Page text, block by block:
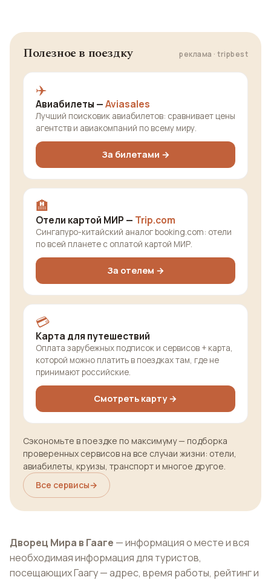
Полезное в поездку реклама · tripbest
✈️
Авиабилеты —Aviasales
Лучший поисковик авиабилетов: сравнивает цены
агентств и авиакомпаний по всему миру.
За билетами →
🏨
Отели картой МИР — Trip.com
Сингапуро-китайский аналог booking.com: отели
по всей планете с оплатой картой МИР.
За отелем →
💳
Карта для путешествий
Оплата зарубежных подписок и сервисов + карта,
которой можно платить в поездках там, где не
принимают российские.
Смотреть карту →
Сэкономьте в поездке по максимуму — подборка
проверенных сервисов на все случаи жизни: отели,
авиабилеты, круизы, транспорт и многое другое.
Все сервисы→
Дворец Мира в Гааге — информация о месте и вся
необходимая информация для туристов,
посещающих Гаагу — адрес, время работы, рейтинг и